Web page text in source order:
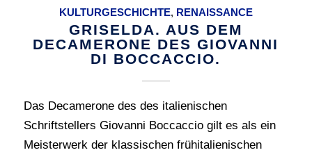
KULTURGESCHICHTE, RENAISSANCE
GRISELDA. AUS DEM
DECAMERONE DES GIOVANNI
DI BOCCACCIO.
Das Decamerone des des italienischen
Schriftstellers Giovanni Boccaccio gilt es als ein
Meisterwerk der klassischen frühitalienischen